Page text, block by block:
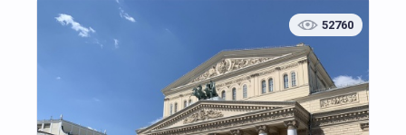
52760